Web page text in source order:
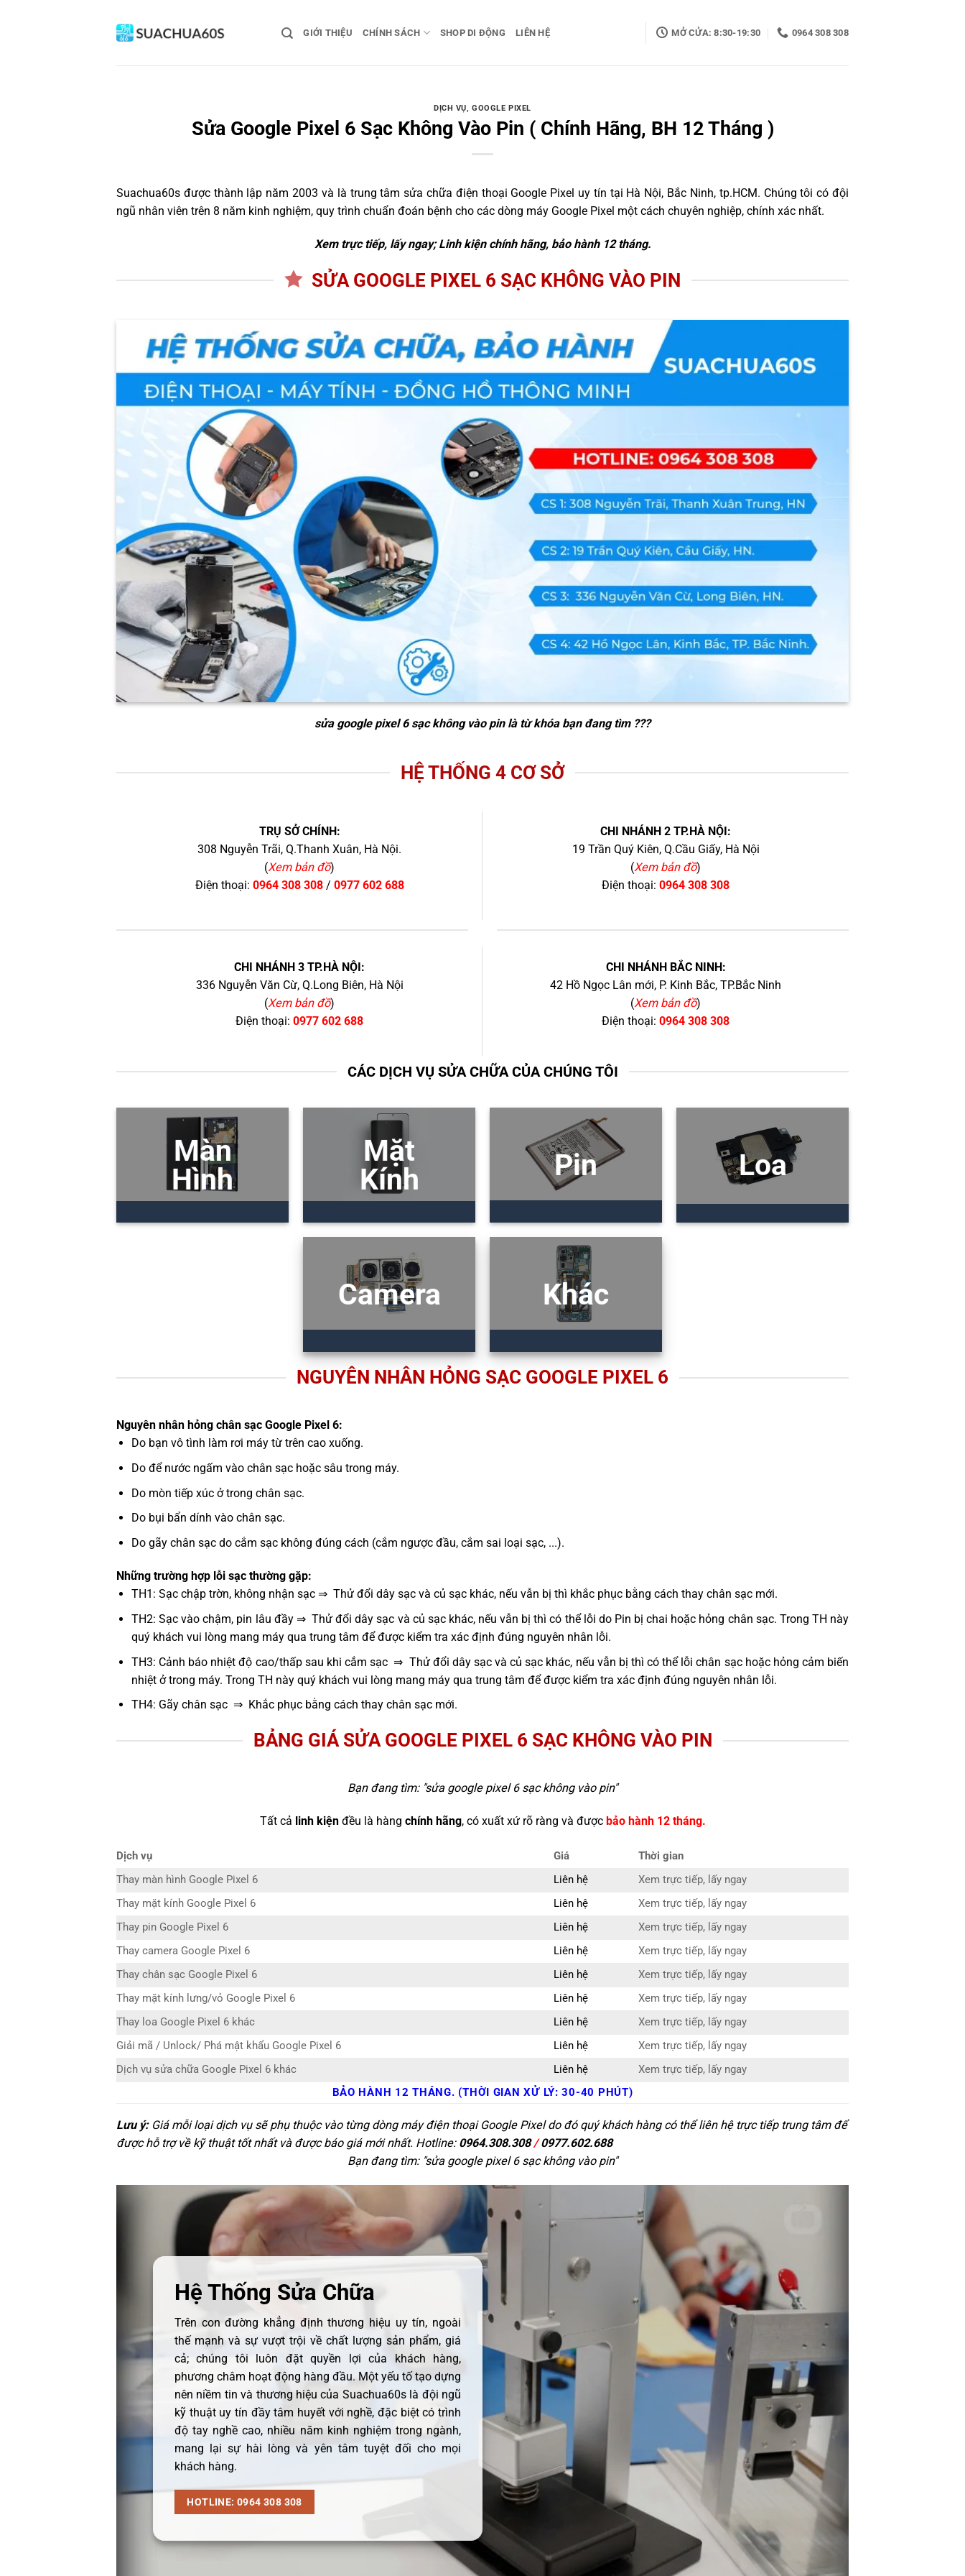
GIỚI THIỆU CHÍNH SÁCH SHOP DI ĐỘNG LIÊN HỆ MỞ CỬA: 8:30-19:30 0964 308 308
DỊCH VỤ,GOOGLE PIXEL
Sửa Google Pixel 6 Sạc Không Vào Pin ( Chính Hãng, BH 12 Tháng )
Suachua60s được thành lập năm 2003 và là trung tâm sửa chữa điện thoại Google Pixel uy tín tại Hà Nội, Bắc Ninh, tp.HCM. Chúng tôi có đội
ngũ nhân viên trên 8 năm kinh nghiệm, quy trình chuẩn đoán bệnh cho các dòng máy Google Pixel một cách chuyên nghiệp, chính xác nhất.
Xem trực tiếp, lấy ngay; Linh kiện chính hãng, bảo hành 12 tháng.
SỬA GOOGLE PIXEL 6 SẠC KHÔNG VÀO PIN
sửa google pixel 6 sạc không vào pinlà từ khóa bạn đang tìm ???
HỆ THỐNG 4 CƠ SỞ
TRỤ SỞ CHÍNH:
308 Nguyễn Trãi, Q.Thanh Xuân, Hà Nội.
(Xem bản đồ)
Điện thoại: 0964 308 308/ 0977 602 688
CHI NHÁNH 2 TP.HÀ NỘI:
19 Trần Quý Kiên, Q.Cầu Giấy, Hà Nội
(Xem bản đồ)
Điện thoại: 0964 308 308
CHI NHÁNH 3 TP.HÀ NỘI:
336 Nguyễn Văn Cừ, Q.Long Biên, Hà Nội
(Xem bản đồ)
Điện thoại: 0977 602 688
CHI NHÁNH BẮC NINH:
42 Hồ Ngọc Lân mới, P. Kinh Bắc, TP.Bắc Ninh
(Xem bản đồ)
Điện thoại: 0964 308 308
CÁC DỊCH VỤ SỬA CHỮA CỦA CHÚNG TÔI
Màn
Hình
Mặt
Kính
Pin Loa
Camera Khác
NGUYÊN NHÂN HỎNG SẠC GOOGLE PIXEL 6
Nguyên nhân hỏng chân sạc Google Pixel 6:
Do bạn vô tình làm rơi máy từ trên cao xuống.
Do để nước ngấm vào chân sạc hoặc sâu trong máy.
Do mòn tiếp xúc ở trong chân sạc.
Do bụi bẩn dính vào chân sạc.
Do gãy chân sạc do cắm sạc không đúng cách (cắm ngược đầu, cắm sai loại sạc, ...).
Những trường hợp lỗi sạc thường gặp:
TH1: Sạc chập trờn, không nhận sạc ⇒ Thử đổi dây sạc và củ sạc khác, nếu vẫn bị thì khắc phục bằng cách thay chân sạc mới.
TH2: Sạc vào chậm, pin lâu đầy ⇒ Thử đổi dây sạc và củ sạc khác, nếu vẫn bị thì có thể lỗi do Pin bị chai hoặc hỏng chân sạc. Trong TH này
quý khách vui lòng mang máy qua trung tâm để được kiểm tra xác định đúng nguyên nhân lỗi.
TH3: Cảnh báo nhiệt độ cao/thấp sau khi cắm sạc ⇒ Thử đổi dây sạc và củ sạc khác, nếu vẫn bị thì có thể lỗi chân sạc hoặc hỏng cảm biến
nhiệt ở trong máy. Trong TH này quý khách vui lòng mang máy qua trung tâm để được kiểm tra xác định đúng nguyên nhân lỗi.
TH4: Gãy chân sạc ⇒ Khắc phục bằng cách thay chân sạc mới.
BẢNG GIÁ SỬA GOOGLE PIXEL 6 SẠC KHÔNG VÀO PIN
Bạn đang tìm: "sửa google pixel 6 sạc không vào pin"
Tất cả linh kiệnđều là hàng chính hãng, có xuất xứ rõ ràng và được bảo hành 12 tháng.
Dịch vụ Giá
Thời gian
Thay màn hình Google Pixel 6
Liên hệ
Xem trực tiếp, lấy ngay
Thay mặt kính Google Pixel 6
Liên hệ
Xem trực tiếp, lấy ngay
Thay pin Google Pixel 6
Liên hệ
Xem trực tiếp, lấy ngay
Thay camera Google Pixel 6
Liên hệ
Xem trực tiếp, lấy ngay
Thay chân sạc Google Pixel 6
Liên hệ
Xem trực tiếp, lấy ngay
Thay mặt kính lưng/vỏ Google Pixel 6
Liên hệ
Xem trực tiếp, lấy ngay
Thay loa Google Pixel 6 khác
Liên hệ
Xem trực tiếp, lấy ngay
Giải mã / Unlock/ Phá mật khẩu Google Pixel 6
Liên hệ
Xem trực tiếp, lấy ngay
Dịch vụ sửa chữa Google Pixel 6 khác
Liên hệ
Xem trực tiếp, lấy ngay
BẢO HÀNH 12 THÁNG. (THỜI GIAN XỬ LÝ: 30-40 PHÚT)
Lưu ý:Giá mỗi loại dịch vụ sẽ phụ thuộc vào từng dòng máy điện thoại Google Pixel do đó quý khách hàng có thể liên hệ trực tiếp trung tâm để
được hỗ trợ về kỹ thuật tốt nhất và được báo giá mới nhất. Hotline: 0964.308.308/0977.602.688
Bạn đang tìm: "sửa google pixel 6 sạc không vào pin"
Hệ Thống Sửa Chữa
Trên con đường khẳng định thương hiệu uy tín, ngoài
thế mạnh và sự vượt trội về chất lượng sản phẩm, giá
cả; chúng tôi luôn đặt quyền lợi của khách hàng,
phương châm hoạt động hàng đầu. Một yếu tố tạo dựng
nên niềm tin và thương hiệu của Suachua60s là đội ngũ
kỹ thuật uy tín đầy tâm huyết với nghề, đặc biệt có trình
độ tay nghề cao, nhiều năm kinh nghiệm trong ngành,
mang lại sự hài lòng và yên tâm tuyệt đối cho mọi
khách hàng.
HOTLINE: 0964 308 308